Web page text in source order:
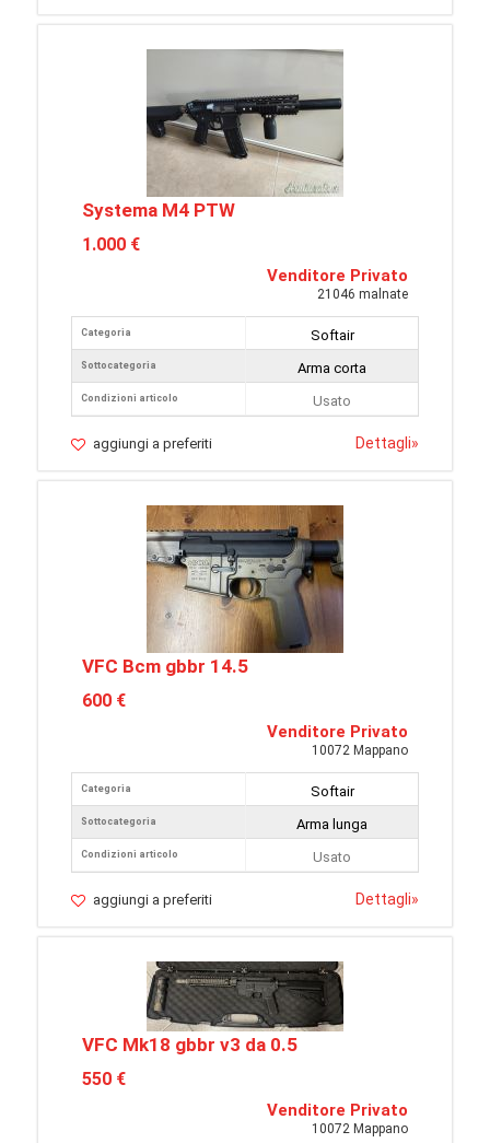
Systema M4 PTW
1.000 €
Venditore Privato
21046 malnate
Categoria
Sottocategoria
Condizioni articolo
Softair
Arma corta
Usato
aggiungi a preferiti Dettagli»
VFC Bcm gbbr 14.5
600 €
Venditore Privato
10072 Mappano
Categoria
Sottocategoria
Condizioni articolo
Softair
Arma lunga
Usato
aggiungi a preferiti Dettagli»
VFC Mk18 gbbr v3 da 0.5
550 €
Venditore Privato
10072 Mappano